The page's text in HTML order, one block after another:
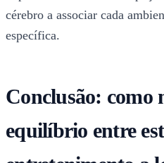
cérebro a associar cada
específica.
Conclusão: como
equilíbrio entre